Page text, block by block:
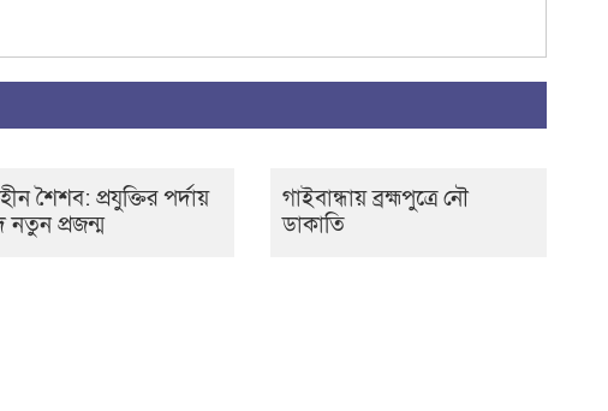
শৈশব: প্রযুক্তির পর্দায়
নতুন প্রজন্ম
গাইবান্ধায় ব্রহ্মপুত্রে নৌ
ডাকাতি